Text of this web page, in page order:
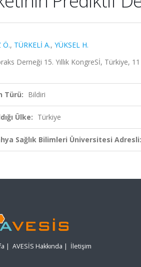
Ö., TÜRKELİ A., YÜKSEL H.
Derneği 15. Yıllık KongreSİ, Türkiye,
Türü: Bildiri
Ülke: Türkiye
Sağlık Bilimleri Üniversitesi Adresli:
| AVESİS Hakkında | İletişim